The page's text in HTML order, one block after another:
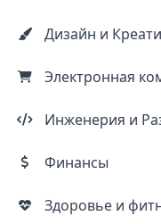
Дизайн и
Электронная
Инженерия и
Финансы
Здоровье и